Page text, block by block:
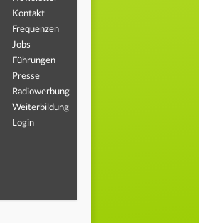
Kontakt
Frequenzen
Jobs
Führungen
Presse
Radiowerbung
Weiterbildung
Login